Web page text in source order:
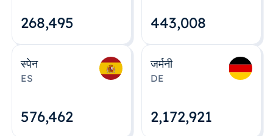
268,495 443,008
स्पेन
ES
576,463
जर्मनी
DE
2,172,922